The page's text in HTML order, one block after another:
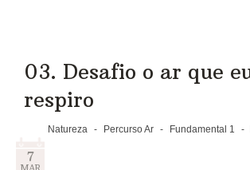
03. Desafio o ar que
respiro
Natureza - Percurso Ar - Fundamental 1 -
7